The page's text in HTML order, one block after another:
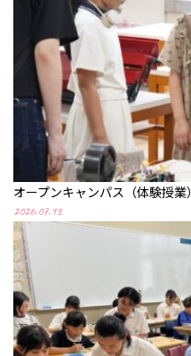
オープンキャンパス（体験授業）
2026.07.13